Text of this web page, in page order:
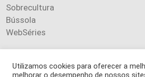
Sobrecultura
Bússola
WebSéries
Utilizamos cookies para oferecer a
melhorar o desempenho de nossos